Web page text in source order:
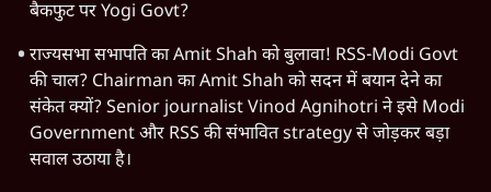
बैकफुट पर Yogi Govt?
राज्यसभा सभापति का Amit Shah को बुलावा! RSS-Modi Govt
की चाल? Chairman का Amit Shah को सदन में बयान देने का
संकेत क्यों? Senior journalist Vinod Agnihotri ने इसे Modi
Government और RSS की संभावित strategy से जोड़कर बड़ा
सवाल उठाया है।